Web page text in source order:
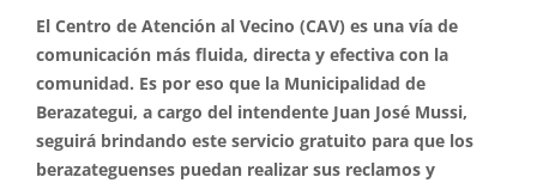
El Centro de Atención al Vecino (CAV) es una vía de
comunicación más fluida, directa y efectiva con la
comunidad. Es por eso que la Municipalidad de
Berazategui, a cargo del intendente Juan José Mussi,
seguirá brindando este servicio gratuito para que los
berazateguenses puedan realizar sus reclamos y